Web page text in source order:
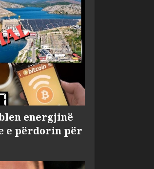
energjinë
e përdorin për